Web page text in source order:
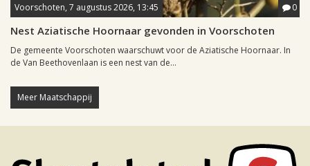
Voorschoten, 7 augustus 2026, 13:45 0
Nest Aziatische Hoornaar gevonden in Voorschoten
De gemeente Voorschoten waarschuwt voor de Aziatische Hoornaar. In
de Van Beethovenlaan is een nest van de...
Meer Maatschappij